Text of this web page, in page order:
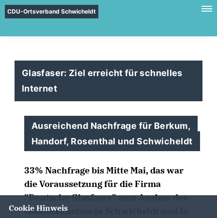
CDU-Ortsverband Schwicheldt
Glasfaser: Ziel erreicht für schnelles
Internet
Ausreichend Nachfrage für Berkum,
Handorf, Rosenthal und Schwicheldt
33% Nachfrage bis Mitte Mai, das war
die Voraussetzung für die Firma
"Deutsche Glasfaser" zum Ausbau des
Glasfasernetzes in Schwicheldt und in
Cookie Hinweis